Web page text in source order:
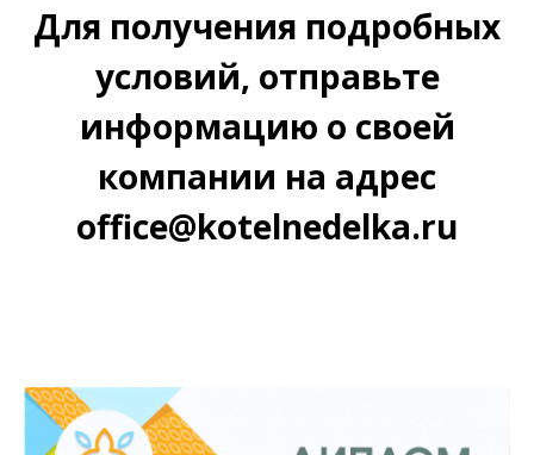
Для получения подробных
условий, отправьте
информацию о своей
компании на адрес
office@kotelnedelka.ru